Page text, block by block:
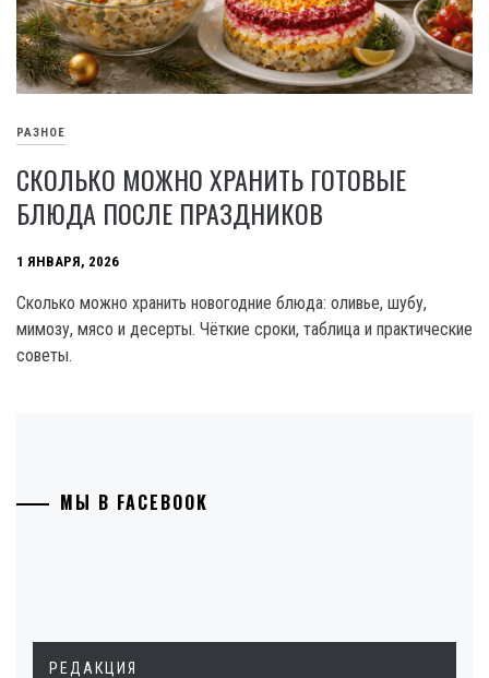
РАЗНОЕ
СКОЛЬКО МОЖНО ХРАНИТЬ ГОТОВЫЕ
БЛЮДА ПОСЛЕ ПРАЗДНИКОВ
1 ЯНВАРЯ, 2026
Сколько можно хранить новогодние блюда: оливье, шубу,
мимозу, мясо и десерты. Чёткие сроки, таблица и практические
советы.
МЫ В FACEBOOK
РЕДАКЦИЯ